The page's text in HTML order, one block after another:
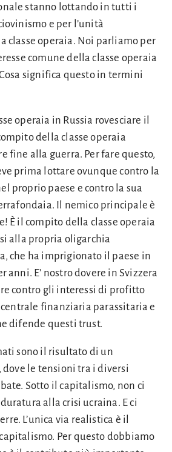
stanno lottando in tutti i
e per l’unità
classe operaia. Noi parliamo per
comune della classe operaia
significa questo in termini
operaia in Russia rovesciare il
della classe operaia
fine alla guerra. Per fare questo,
prima lottare ovunque contro la
proprio paese e contro la sua
Il nemico principale è
È il compito della classe operaia
alla propria oligarchia
che ha imprigionato il paese in
anni. E’ nostro dovere in Svizzera
contro gli interessi di profitto
finanziaria parassitaria e
difende questi trust.
sono il risultato di un
le tensioni tra i diversi
Sotto il capitalismo, non ci
alla crisi ucraina. E ci
L’unica via realistica è il
Per questo dobbiamo